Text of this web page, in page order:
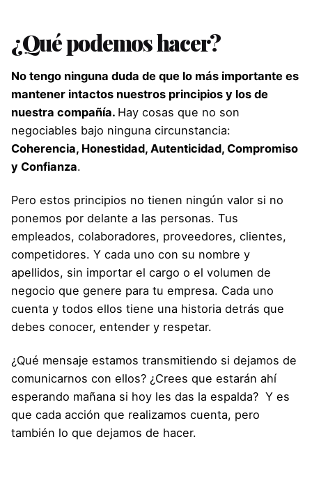
¿Qué podemos hacer?
No tengo ninguna duda de que lo más importante es
mantener intactos nuestros principios y los de
nuestra compañía. Hay cosas que no son
negociables bajo ninguna circunstancia:
Coherencia, Honestidad, Autenticidad, Compromiso
y Confianza.
Pero estos principios no tienen ningún valor si no
ponemos por delante a las personas. Tus
empleados, colaboradores, proveedores, clientes,
competidores. Y cada uno con su nombre y
apellidos, sin importar el cargo o el volumen de
negocio que genere para tu empresa. Cada uno
cuenta y todos ellos tiene una historia detrás que
debes conocer, entender y respetar.
¿Qué mensaje estamos transmitiendo si dejamos de
comunicarnos con ellos? ¿Crees que estarán ahí
esperando mañana si hoy les das la espalda? Y es
que cada acción que realizamos cuenta, pero
también lo que dejamos de hacer.